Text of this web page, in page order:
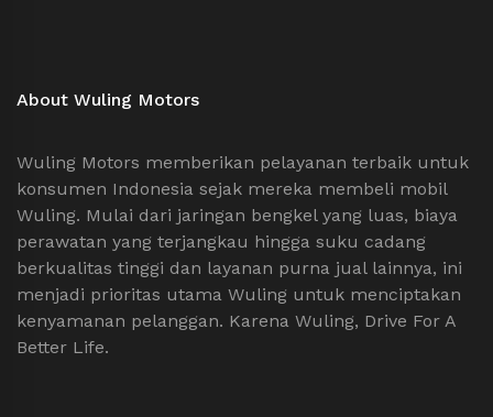
About Wuling Motors
Wuling Motors memberikan pelayanan terbaik untuk
konsumen Indonesia sejak mereka membeli mobil
Wuling. Mulai dari jaringan bengkel yang luas, biaya
perawatan yang terjangkau hingga suku cadang
berkualitas tinggi dan layanan purna jual lainnya, ini
menjadi prioritas utama Wuling untuk menciptakan
kenyamanan pelanggan. Karena Wuling, Drive For A
Better Life.